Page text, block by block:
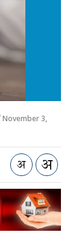
/ November 3,